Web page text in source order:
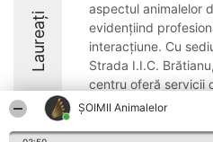
ŞOIMII Animalelor
Laureați
aspectul animalelor
evidențiind
interacțiune. Cu
Strada I.I.C.
centru oferă servicii
cosmetică și